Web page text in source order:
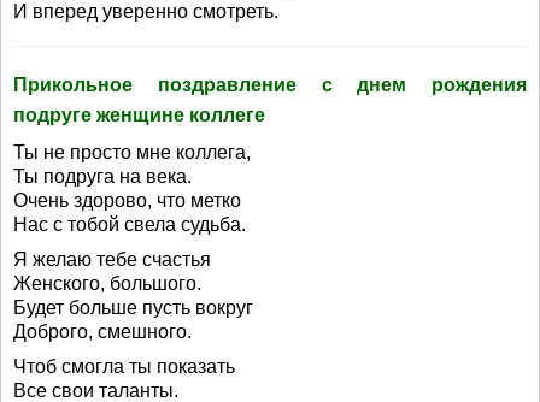
И вперед уверенно смотреть.
Прикольное поздравление с днем рождения
подруге женщине коллеге
Ты не просто мне коллега,
Ты подруга на века.
Очень здорово, что метко
Нас с тобой свела судьба.
Я желаю тебе счастья
Женского, большого.
Будет больше пусть вокруг
Доброго, смешного.
Чтоб смогла ты показать
Все свои таланты.